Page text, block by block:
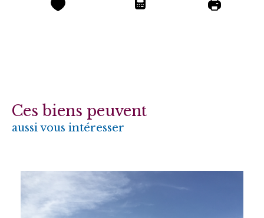
Ces biens peuvent
aussi vous intéresser